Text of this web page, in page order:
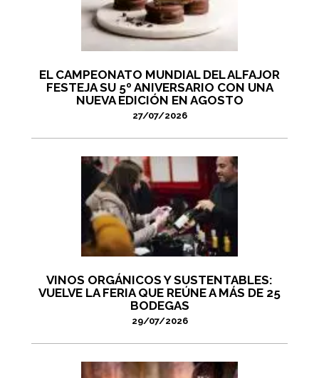
EL CAMPEONATO MUNDIAL DEL ALFAJOR
FESTEJA SU 5º ANIVERSARIO CON UNA
NUEVA EDICIÓN EN AGOSTO
27/07/2026
VINOS ORGÁNICOS Y SUSTENTABLES:
VUELVE LA FERIA QUE REÚNE A MÁS DE 25
BODEGAS
29/07/2026